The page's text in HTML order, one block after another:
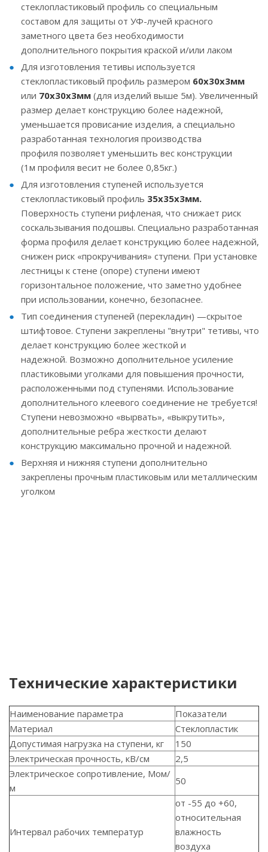
стеклопластиковый профиль со специальным
составом для защиты от УФ-лучей красного
заметного цвета без необходимости
дополнительного покрытия краской и/или лаком
Для изготовления тетивы используется
стеклопластиковый профиль размером 60х30х3мм
или 70х30х3мм (для изделий выше 5м). Увеличенный
размер делает конструкцию более надежной,
уменьшается провисание изделия, а специально
разработанная технология производства
профиля позволяет уменьшить вес конструкции
(1м профиля весит не более 0,85кг.)
Для изготовления ступеней используется
стеклопластиковый профиль 35х35х3мм.
Поверхность ступени рифленая, что снижает риск
соскальзывания подошвы. Специально разработанная
форма профиля делает конструкцию более надежной,
снижен риск «прокручивания» ступени. При установке
лестницы к стене (опоре) ступени имеют
горизонтальное положение, что заметно удобнее
при использовании, конечно, безопаснее.
Тип соединения ступеней (перекладин) —скрытое
штифтовое. Ступени закреплены "внутри" тетивы, что
делает конструкцию более жесткой и
надежной. Возможно дополнительное усиление
пластиковыми уголками для повышения прочности,
расположенными под ступенями. Использование
дополнительного клеевого соединение не требуется!
Ступени невозможно «вырвать», «выкрутить»,
дополнительные ребра жесткости делают
конструкцию максимально прочной и надежной.
Верхняя и нижняя ступени дополнительно
закреплены прочным пластиковым или металлическим
уголком
Технические характеристики
Наименование параметра
Показатели
Материал
Стеклопластик
Допустимая нагрузка на ступени, кг
150
Электрическая прочность, кВ/см
2,5
Электрическое сопротивление, Мом/
м
50
Интервал рабочих температур
от -55 до +60,
относительная
влажность
воздуха